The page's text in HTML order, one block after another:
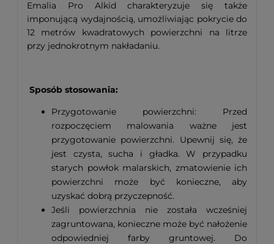
Emalia Pro Alkid charakteryzuje się także
imponującą wydajnością, umożliwiając pokrycie do
12 metrów kwadratowych powierzchni na litrze
przy jednokrotnym nakładaniu.
Sposób stosowania:
Przygotowanie powierzchni: Przed
rozpoczęciem malowania ważne jest
przygotowanie powierzchni. Upewnij się, że
jest czysta, sucha i gładka. W przypadku
starych powłok malarskich, zmatowienie ich
powierzchni może być konieczne, aby
uzyskać dobrą przyczepność.
Jeśli powierzchnia nie została wcześniej
zagruntowana, konieczne może być nałożenie
odpowiedniej farby gruntowej. Do